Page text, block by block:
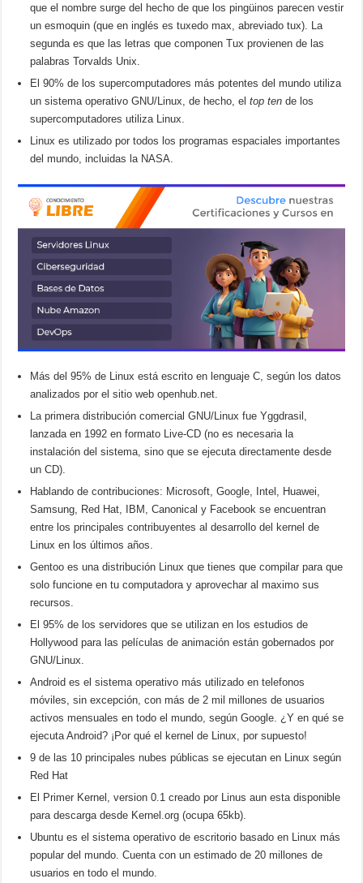
que el nombre surge del hecho de que los pingüinos parecen vestir
un esmoquin (que en inglés es tuxedo max, abreviado tux). La
segunda es que las letras que componen Tux provienen de las
palabras Torvalds Unix.
El 90% de los supercomputadores más potentes del mundo utiliza
un sistema operativo GNU/Linux, de hecho, eltop ten de los
supercomputadores utiliza Linux.
Linux es utilizado por todos los programas espaciales importantes
del mundo, incluidas la NASA.
Más del 95% de Linux está escrito en lenguaje C, según los datos
analizados por el sitio web openhub.net.
La primera distribución comercial GNU/Linux fue Yggdrasil,
lanzada en 1992 en formato Live-CD (no es necesaria la
instalación del sistema, sino que se ejecuta directamente desde
un CD).
Hablando de contribuciones: Microsoft, Google, Intel, Huawei,
Samsung, Red Hat, IBM, Canonical y Facebook se encuentran
entre los principales contribuyentes al desarrollo del kernel de
Linux en los últimos años.
Gentoo es una distribución Linux que tienes que compilar para que
solo funcione en tu computadora y aprovechar al maximo sus
recursos.
El 95% de los servidores que se utilizan en los estudios de
Hollywood para las películas de animación están gobernados por
GNU/Linux.
Android es el sistema operativo más utilizado en telefonos
móviles, sin excepción, con más de 2 mil millones de usuarios
activos mensuales en todo el mundo, según Google. ¿Y en qué se
ejecuta Android? ¡Por qué el kernel de Linux, por supuesto!
9 de las 10 principales nubes públicas se ejecutan en Linux según
Red Hat
El Primer Kernel, version 0.1 creado por Linus aun esta disponible
para descarga desde Kernel.org (ocupa 65kb).
Ubuntu es el sistema operativo de escritorio basado en Linux más
popular del mundo. Cuenta con un estimado de 20 millones de
usuarios en todo el mundo.